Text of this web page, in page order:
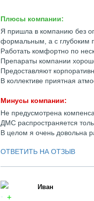
Плюсы компании:
Я пришла в компанию без
формальным, а с глубоким
Работать комфортно по
Препараты компании
Предоставляют
В коллективе приятная
Минусы компании:
Не предусмотрена
ДМС распространяется
В целом я очень довольна
ОТВЕТИТЬ НА ОТЗЫВ
Иван